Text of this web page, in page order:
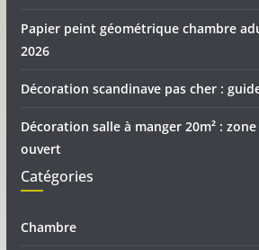
Papier peint géométrique chambre
2026
Décoration scandinave pas cher :
Décoration salle à manger 20m² :
ouvert
Catégories
Chambre